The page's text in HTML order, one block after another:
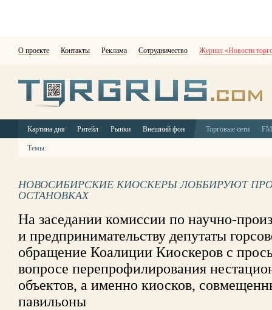
О проекте Контакты Реклама Сотрудничество Журнал «Новости
Картина дня Ритейл Рынки Внешний фон Торговые сети
Темы:
НОВОСИБИРСКИЕ КИОСКЕРЫ ЛОББИРУЮТ
ОСТАНОВКАХ
На заседании комиссии по научно-
и предпринимательству депутаты
обращение Коалиции Киоскеров с
вопросе перепрофилирования
объектов, а именно киосков,
павильоны